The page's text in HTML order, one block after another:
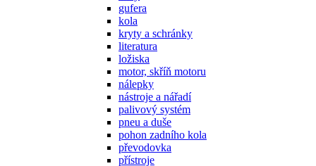
gufera
kola
kryty a schránky
literatura
ložiska
motor, skříň motoru
nálepky
nástroje a nářadí
palivový systém
pneu a duše
pohon zadního kola
převodovka
přístroje